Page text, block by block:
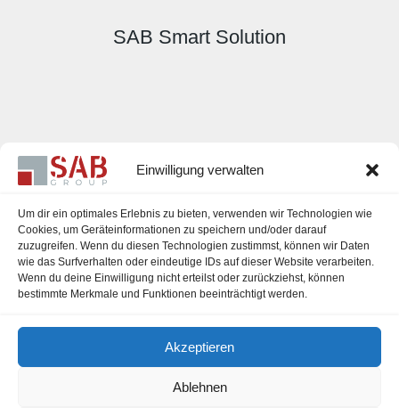
Einwilligung verwalten
Um dir ein optimales Erlebnis zu bieten, verwenden wir Technologien wie
Cookies, um Geräteinformationen zu speichern und/oder darauf
zuzugreifen. Wenn du diesen Technologien zustimmst, können wir Daten
wie das Surfverhalten oder eindeutige IDs auf dieser Website verarbeiten.
Wenn du deine Einwilligung nicht erteilst oder zurückziehst, können
bestimmte Merkmale und Funktionen beeinträchtigt werden.
Akzeptieren
Ablehnen
SAB Smart Solution
Karriere
Impressum
Datenschutzerklärung
Cookie-Richtlinie (EU)